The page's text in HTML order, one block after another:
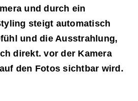
und durch ein
steigt automatisch
und die Ausstrahlung,
direkt. vor der Kamera
den Fotos sichtbar wird.